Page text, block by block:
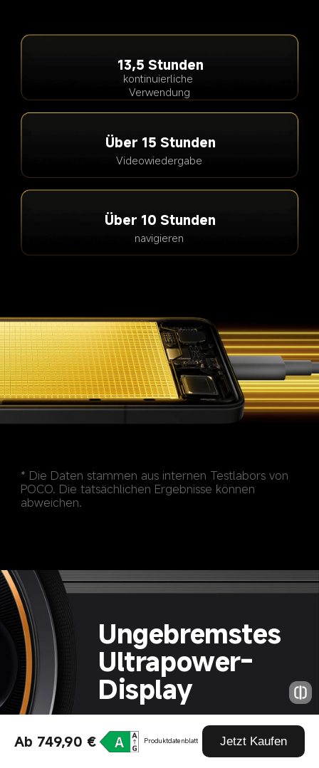
Ab 749,90 € Produktdatenblatt Jetzt Kaufen
13,5 Stunden
kontinuierliche
Verwendung
Über 15 Stunden
Videowiedergabe
Über 10 Stunden
navigieren
* Die Daten stammen aus internen Testlabors von
POCO. Die tatsächlichen Ergebnisse können
Ungebremstes
Ultrapower-
Display